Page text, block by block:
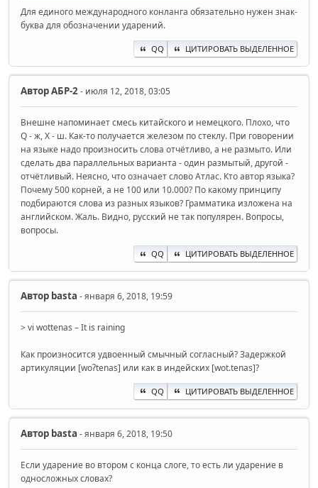
Для единого международного конланга обязательно нужен знак-
буква для обозначении ударений.
QQ ЦИТИРОВАТЬ ВЫДЕЛЕННОЕ
АвторАБР-2- июля 12, 2018, 03:05
Внешне напоминает смесь китайского и немецкого. Плохо, что
Q - ж, X - ш. Как-то получается железом по стеклу. При говорении
на языке надо произносить слова отчётливо, а не размыто. Или
сделать два параллельных варианта - один размытый, другой -
отчётливый. Неясно, что означает слово Атлас. Кто автор языка?
Почему 500 корней, а не 100 или 10.000? По какому принципу
подбираются слова из разных языков? Грамматика изложена на
английском. Жаль. Видно, русский не так популярен. Вопросы,
вопросы.
QQ ЦИТИРОВАТЬ ВЫДЕЛЕННОЕ
Автор basta - января 6, 2018, 19:59
> vi wottenas – It is raining
Как произносится удвоенный смычный согласный? Задержкой
артикуляции [woʔtenas] или как в индейских [wot.tenas]?
QQ ЦИТИРОВАТЬ ВЫДЕЛЕННОЕ
Автор basta - января 6, 2018, 19:50
Если ударение во втором с конца слоге, то есть ли ударение в
односложных словах?